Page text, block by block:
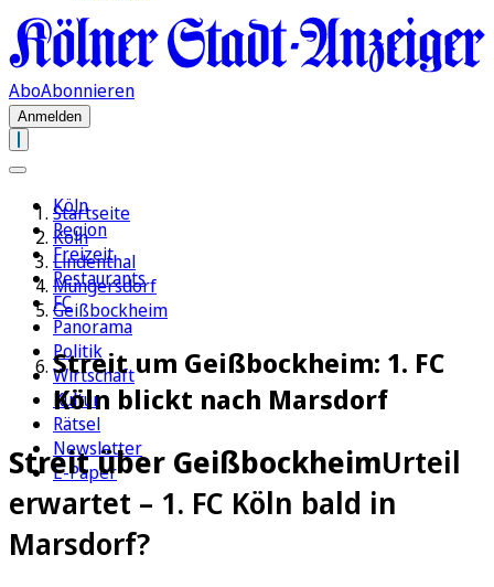
AboAbonnieren
Anmelden
Köln
Region
Freizeit
Restaurants
FC
Panorama
Politik
Wirtschaft
Kultur
Rätsel
Newsletter
E-Paper
Startseite
Köln
Lindenthal
Müngersdorf
Geißbockheim
Streit um Geißbockheim: 1. FC
Köln blickt nach Marsdorf
Streit über GeißbockheimUrteil
erwartet – 1. FC Köln bald in
Marsdorf?